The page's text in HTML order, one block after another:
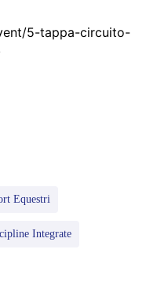
5-tappa-circuito-
Equestri
Integrate